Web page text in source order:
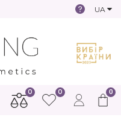
UA
0
0 0